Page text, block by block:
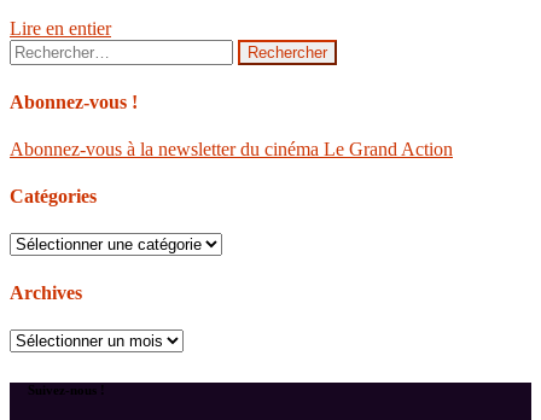
Lire en entier
Rechercher :
Abonnez-vous !
Abonnez-vous à la newsletter du cinéma Le Grand Action
Catégories
Catégories
Archives
Archives
Suivez-nous !